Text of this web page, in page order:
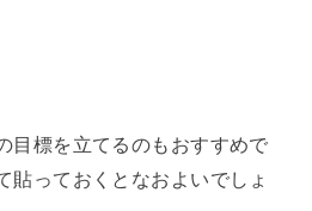
目標を立てるのもおすすめで
貼っておくとなおよいでしょ